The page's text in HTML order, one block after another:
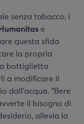
senza tabacco, i
Humanitas e
questa sfida
la propria
bottiglietta
a modificare il
dall’acqua. “Bere
il bisogno di
allevia la